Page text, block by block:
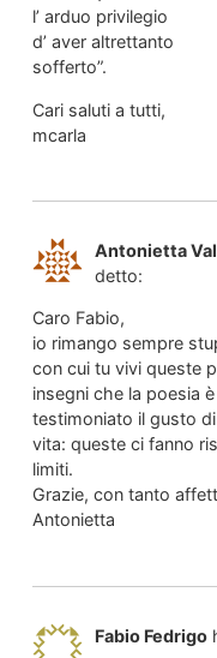
l’ arduo privilegio
d’ aver altrettanto
sofferto”.
Cari saluti a tutti,
mcarla
Antonietta
detto:
Caro Fabio,
io rimango sempre
con cui tu vivi queste
insegni che la poesia
testimoniato il gusto di
vita: queste ci fanno
limiti.
Grazie, con tanto
Antonietta
Fabio Fedrigo